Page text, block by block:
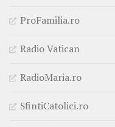
ProFamilia.ro
Radio Vatican
RadioMaria.ro
SfintiCatolici.ro